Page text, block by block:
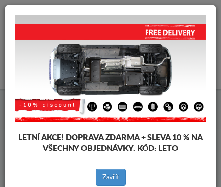
info@krytpodmotor.com
Kryt pod motor Suzuki Celerio
LETNÍ AKCE! DOPRAVA ZDARMA + SLEVA 10 % NA
VŠECHNY OBJEDNÁVKY. KÓD: LETO
Zavřít